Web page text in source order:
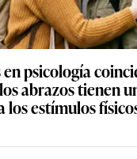
psicología
abrazos tienen
los estímulos